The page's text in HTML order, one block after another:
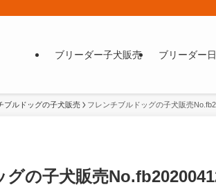
ブリーダー子犬販売 ブリーダー
ブルドッグの子犬販売 フレンチブルドッグの子犬販売
の子犬販売